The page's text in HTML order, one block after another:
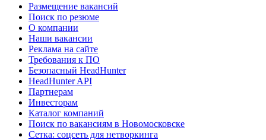
Размещение вакансий
Поиск по резюме
О компании
Наши вакансии
Реклама на сайте
Требования к ПО
Безопасный HeadHunter
HeadHunter API
Партнерам
Инвесторам
Каталог компаний
Поиск по вакансиям в Новомосковске
Сетка: соцсеть для нетворкинга